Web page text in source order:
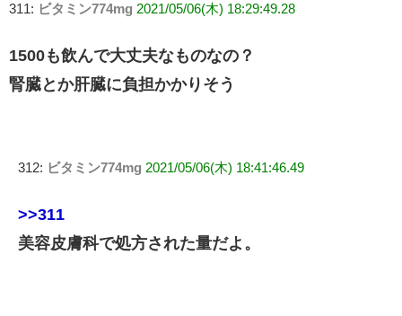
311: ビタミン774mg 2021/05/06(木) 18:29:49.28
1500も飲んで大丈夫なものなの？
腎臓とか肝臓に負担かかりそう
312: ビタミン774mg 2021/05/06(木) 18:41:46.49
>>311
美容皮膚科で処方された量だよ。